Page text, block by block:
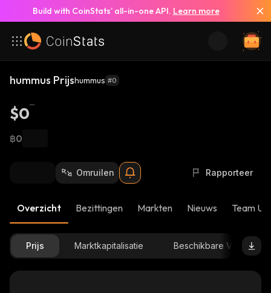
Build with CoinStats’ all-in-one API. Learn more
hummus Prijshummus #0
$0
฿0
Omruilen Rapporteer
Overzicht Bezittingen Markten Nieuws Team
Prijs Marktkapitalisatie Beschikbare Voorraad